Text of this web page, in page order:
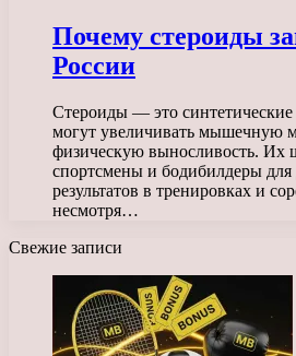
Почему стероиды
России
Стероиды — это синтетические
могут увеличивать мышечную
физическую выносливость. Их
спортсмены и бодибилдеры
результатов в тренировках и
несмотря…
Свежие записи